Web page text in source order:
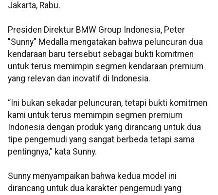
Jakarta, Rabu.
Presiden Direktur BMW Group Indonesia, Peter
"Sunny" Medalla mengatakan bahwa peluncuran dua
kendaraan baru tersebut sebagai bukti komitmen
untuk terus memimpin segmen kendaraan premium
yang relevan dan inovatif di Indonesia.
“Ini bukan sekadar peluncuran, tetapi bukti komitmen
kami untuk terus memimpin segmen premium
Indonesia dengan produk yang dirancang untuk dua
tipe pengemudi yang sangat berbeda tetapi sama
pentingnya,” kata Sunny.
Sunny menyampaikan bahwa kedua model ini
dirancang untuk dua karakter pengemudi yang